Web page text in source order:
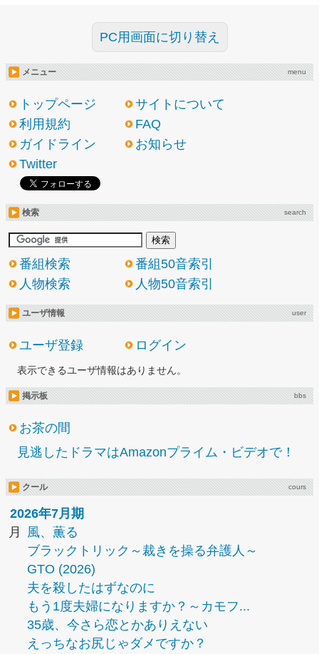
PC用画面に切り替え
メニュー menu
トップページ
サイトについて
利用規約
FAQ
ガイドライン
お知らせ
Twitter
検索 search
番組検索
番組50音索引
人物検索
人物50音索引
ユーザ情報 user
ユーザ登録 ログイン
表示できるユーザ情報はありません。
掲示板 bbs
お茶の間
見逃したドラマはAmazonプライム・ビデオで！
クール cours
2026年7月期
月
風、薫る
ブラックトリック～裁きを操る弁護人～
GTO (2026)
夫を殺したはずなのに
もう1度夫婦になりますか？～カモフ...
35歳、今さら恋とかありえない
えっちなお尻じゃダメですか？